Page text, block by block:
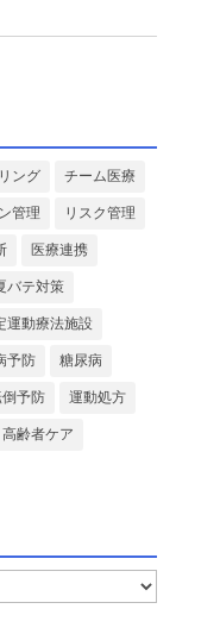
ング チーム医療
管理 リスク管理
医療連携
バテ対策
運動療法施設
予防 糖尿病
予防 運動処方
高齢者ケア